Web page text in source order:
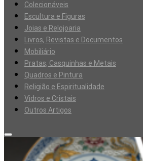
Colecionáveis
Escultura e Figuras
Joias e Relojoaria
Livros, Revistas e Documentos
Mobiliário
Pratas, Casquinhas e Metais
Quadros e Pintura
Religião e Espiritualidade
Vidros e Cristais
Outros Artigos